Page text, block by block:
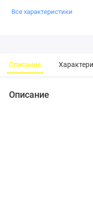
Все характеристики
Описание
Описание